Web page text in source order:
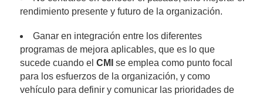
rendimiento presente y futuro de la organización.
Ganar en integración entre los diferentes
programas de mejora aplicables, que es lo que
sucede cuando elCMI se emplea como punto focal
para los esfuerzos de la organización, y como
vehículo para definir y comunicar las prioridades de